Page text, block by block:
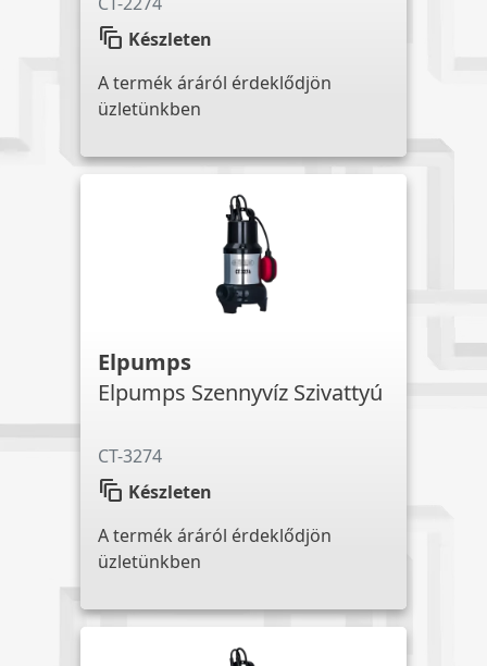
auto_awesome_motion Készleten
A termék áráról érdeklődjön
üzletünkben
Elpumps
Elpumps Szennyvíz Szivattyú
CT-3274
auto_awesome_motion Készleten
A termék áráról érdeklődjön
üzletünkben